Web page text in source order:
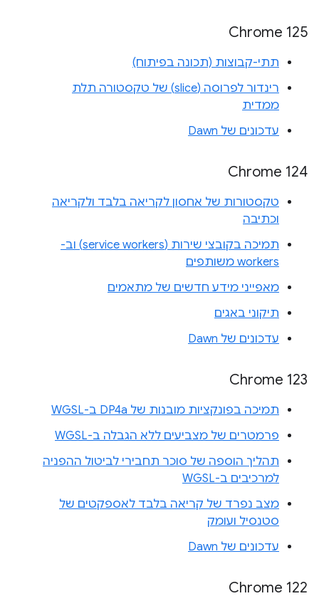
‫Chrome 125
תתי-קבוצות (תכונה בפיתוח)
רינדור לפרוסה (slice) של טקסטורה תלת
ממדית
עדכונים של Dawn
Chrome 124
טקסטורות של אחסון לקריאה בלבד ולקריאה
וכתיבה
תמיכה בקובצי שירות (service workers) וב-
workers משותפים
מאפייני מידע חדשים של מתאמים
תיקוני באגים
עדכונים של Dawn
Chrome 123
תמיכה בפונקציות מובנות של DP4a ב-WGSL
פרמטרים של מצביעים ללא הגבלה ב-WGSL
תהליך הוספה של סוכר תחבירי לביטול ההפניה
למרכיבים ב-WGSL
מצב נפרד של קריאה בלבד לאספקטים של
סטנסיל ועומק
עדכונים של Dawn
Chrome 122